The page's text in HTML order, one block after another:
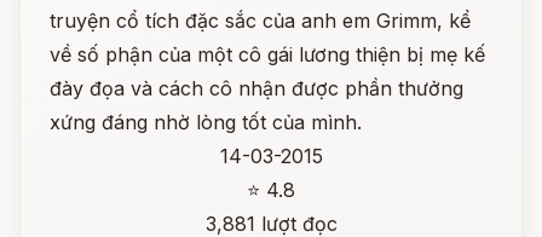
truyện cổ tích đặc sắc của anh em Grimm, kể
về số phận của một cô gái lương thiện bị mẹ kế
đày đọa và cách cô nhận được phần thưởng
xứng đáng nhờ lòng tốt của mình.
14-03-2015
⭐ 4.8
3,881 lượt đọc